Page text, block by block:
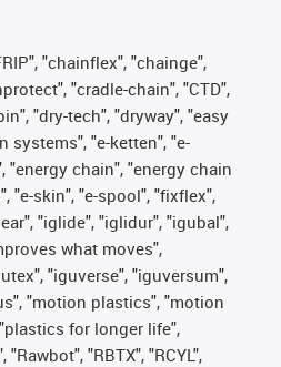
"chainflex", "chainge",
"cradle-chain", "CTD",
"dry-tech", "dryway", "easy
systems", "e-ketten", "e-
"energy chain", "energy chain
"e-skin", "e-spool", "fixflex",
"iglide", "iglidur", "igubal",
what moves",
"iguverse", "iguversum",
"motion plastics", "motion
for longer life",
"RBTX", "RCYL",